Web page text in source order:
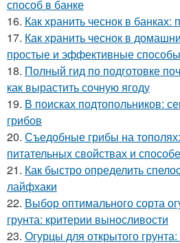
способ в банке
16. Как хранить чеснок в банках:
17. Как хранить чеснок в
простые и эффективные способы
18. Полный гид по подготовке
как вырастить сочную ягоду
19. В поисках подтопольников:
грибов
20. Съедобные грибы на
питательных свойствах и
21. Как быстро определить
лайфхаки
22. Выбор оптимального сорта
грунта: критерии выносливости
23. Огурцы для открытого